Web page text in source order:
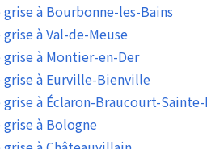
grise à Bourbonne-les-Bains
grise à Val-de-Meuse
grise à Montier-en-Der
grise à Eurville-Bienville
grise à Éclaron-Braucourt-
grise à Bologne